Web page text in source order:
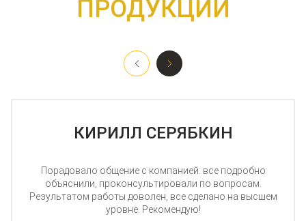
ПРОДУКЦИИ
КИРИЛЛ СЕРЯБКИН
Порадовало общение с компанией: все подробно
объяснили, проконсультировали по вопросам.
Результатом работы доволен, все сделано на высшем
уровне. Рекомендую!